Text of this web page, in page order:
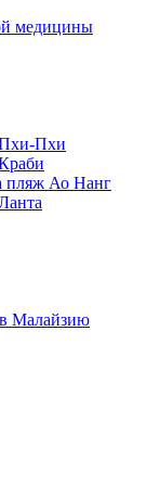
медицины
Пхи-Пхи
пляж Ао Нанг
в Малайзию